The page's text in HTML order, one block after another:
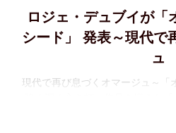
ロジェ・デュブイが「
シード」 発表～現代で
ュ
現代で再び息づくオマージュ～「
は、ロジェ・デュブイ氏が自身